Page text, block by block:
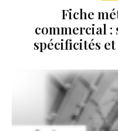
Fiche
commercial
spécificités